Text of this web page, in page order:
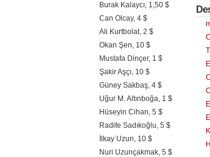
Burak Kalaycı, 1,50 $
Can Olcay, 4 $
Ali Kurtbolat, 2 $
Okan Şen, 10 $
Mustafa Dinçer, 1 $
Şakir Aşçı, 10 $
Güney Sakbaş, 4 $
Uğur M. Altınboğa, 1 $
Hüseyin Cihan, 5 $
Radife Sadıkoğlu, 5 $
İlkay Uzun, 10 $
Nuri Uzunçakmak, 5 $